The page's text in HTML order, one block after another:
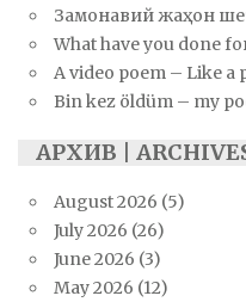
Замонавий жаҳон
What have you done
A video poem – Like a
Bin kez öldüm – my
АРХИВ |
August 2026 (5)
July 2026 (26)
June 2026 (3)
May 2026 (12)